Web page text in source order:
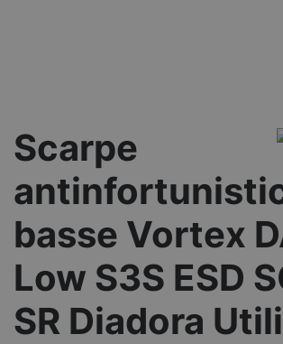
Scarpe
basse Vortex
Low S3S ESD
SR Diadora